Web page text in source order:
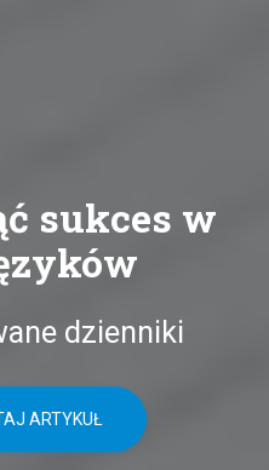
sukces w
dzienniki
ARTYKUŁ